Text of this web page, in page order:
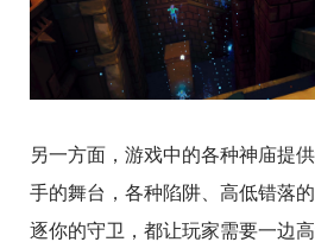
另一方面，游戏中的各种神庙提
手的舞台，各种陷阱、高低错落
逐你的守卫，都让玩家需要一边